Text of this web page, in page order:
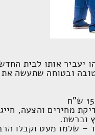
יעביר אותו לבית
ובטוחה שתעשה
מחירים והצעה,
וברשת.
– שלמו מעט וקבלו